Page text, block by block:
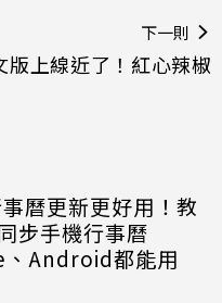
下一則
版上線近了！紅心辣椒
曆更新更好用！教
步手機行事曆
Android都能用